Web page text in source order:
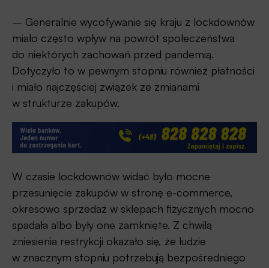
– Generalnie wycofywanie się kraju z lockdownów
miało często wpływ na powrót społeczeństwa
do niektórych zachowań przed pandemią.
Dotyczyło to w pewnym stopniu również płatności
i miało najczęściej związek ze zmianami
w strukturze zakupów.
W czasie lockdownów widać było mocne
przesunięcie zakupów w stronę e-commerce,
okresowo sprzedaż w sklepach fizycznych mocno
spadała albo były one zamknięte. Z chwilą
zniesienia restrykcji okazało się, że ludzie
w znacznym stopniu potrzebują bezpośredniego